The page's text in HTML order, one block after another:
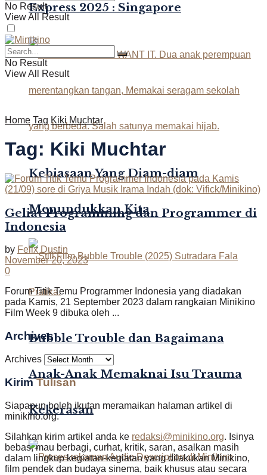
Express 2025 : Singapore
Kebiasaan Yang Diam-diam
Menundukkan Kita
Bubble Trouble dan Bagaimana
Anak-Anak Memaknai Isu Trauma
Kekerasan
No Result
View All Result
No Result
View All Result
Home Tag Kiki Muchtar
Tag: Kiki Muchtar
Geliat Programming dan Programmer di
Indonesia
by Felix Dustin
November 20, 2023
0
Forum Titik Temu Programmer Indonesia yang diadakan
pada Kamis, 21 September 2023 dalam rangkaian Minikino
Film Week 9 dibuka oleh ...
Archives
Archives
KirimTulisan
Siapapun boleh ikutan meramaikan halaman artikel di
minikino.org.
Silahkan kirim artikel anda ke redaksi@minikino.org. Isinya
bebas, mau berbagi, curhat, kritik, saran, asalkan masih
dalam lingkup kegiatan-kegiatan yang dilakukan Minikino,
film pendek dan budaya sinema, baik khusus atau secara